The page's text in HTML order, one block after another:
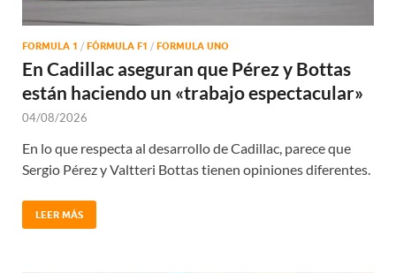
FORMULA 1 / FÓRMULA F1 / FORMULA UNO
En Cadillac aseguran que Pérez y Bottas
están haciendo un «trabajo espectacular»
04/08/2026
En lo que respecta al desarrollo de Cadillac, parece que
Sergio Pérez y Valtteri Bottas tienen opiniones diferentes.
LEER MÁS